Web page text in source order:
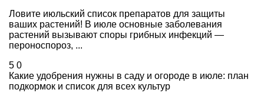
Ловите июльский список препаратов для защиты
ваших растений! В июле основные заболевания
растений вызывают споры грибных инфекций —
пероноспороз, ...
5 0
Какие удобрения нужны в саду и огороде в июле: план
подкормок и список для всех культур